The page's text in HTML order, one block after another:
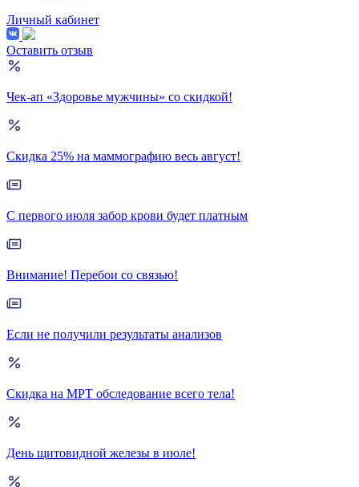
Личный кабинет
Оставить отзыв
Чек-ап «Здоровье мужчины» со скидкой!
Скидка 25% на маммографию весь август!
С первого июля забор крови будет платным
Внимание! Перебои со связью!
Если не получили результаты анализов
Скидка на МРТ обследование всего тела!
День щитовидной железы в июле!